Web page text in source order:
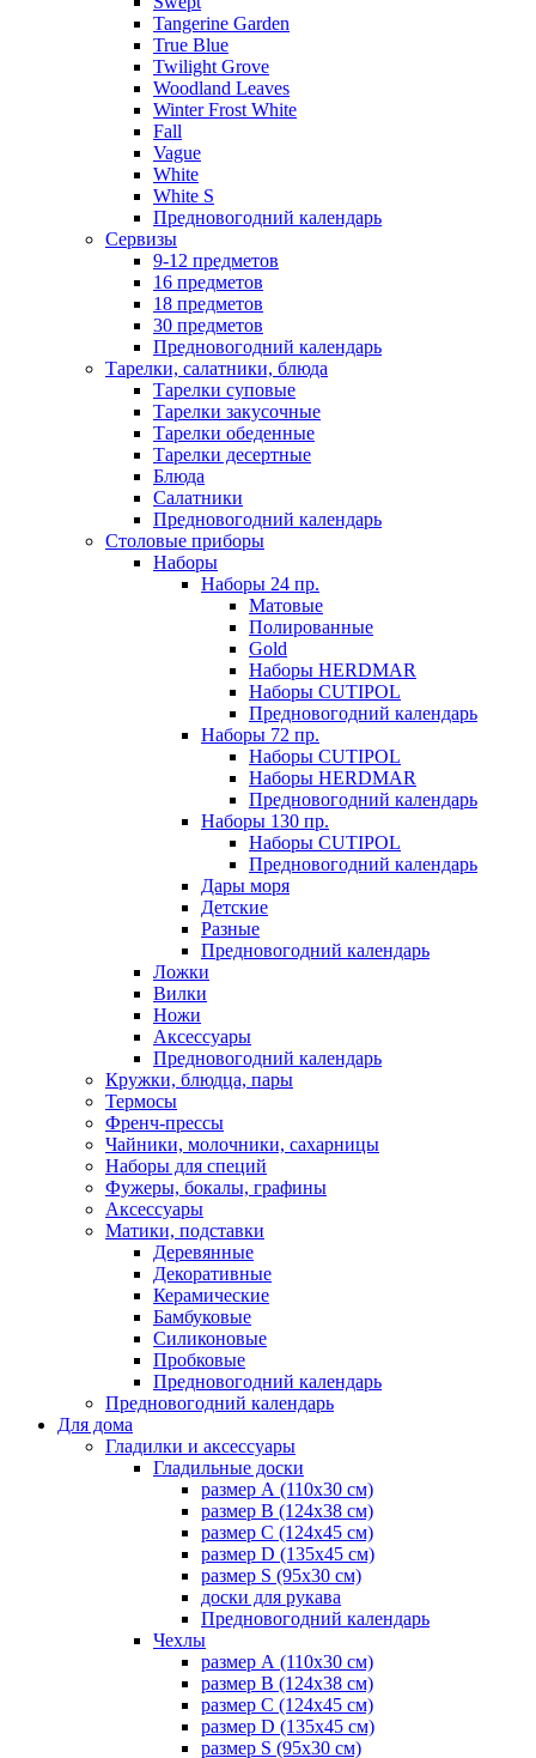
Tangerine Garden
True Blue
Twilight Grove
Woodland Leaves
Winter Frost White
Fall
Vague
White
White S
Предновогодний календарь
Сервизы
9-12 предметов
16 предметов
18 предметов
30 предметов
Предновогодний календарь
Тарелки, салатники, блюда
Тарелки суповые
Тарелки закусочные
Тарелки обеденные
Тарелки десертные
Блюда
Салатники
Предновогодний календарь
Столовые приборы
Наборы
Наборы 24 пр.
Матовые
Полированные
Gold
Наборы HERDMAR
Наборы CUTIPOL
Предновогодний календарь
Наборы 72 пр.
Наборы CUTIPOL
Наборы HERDMAR
Предновогодний календарь
Наборы 130 пр.
Наборы CUTIPOL
Предновогодний календарь
Дары моря
Детские
Разные
Предновогодний календарь
Ложки
Вилки
Ножи
Аксессуары
Предновогодний календарь
Кружки, блюдца, пары
Термосы
Френч-прессы
Чайники, молочники, сахарницы
Наборы для специй
Фужеры, бокалы, графины
Аксессуары
Матики, подставки
Деревянные
Декоративные
Керамические
Бамбуковые
Силиконовые
Пробковые
Предновогодний календарь
Предновогодний календарь
Для дома
Гладилки и аксессуары
Гладильные доски
размер А (110х30 см)
размер В (124х38 см)
размер С (124х45 см)
размер D (135х45 см)
размер S (95х30 см)
доски для рукава
Предновогодний календарь
Чехлы
размер А (110х30 см)
размер В (124х38 см)
размер С (124х45 см)
размер D (135х45 см)
размер S (95х30 см)